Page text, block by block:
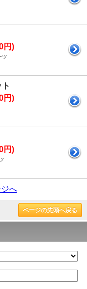
円)
ツ
円)
円)
へ
ページの先頭へ戻る